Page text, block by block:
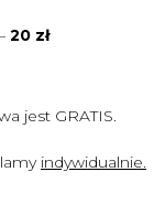
20 zł
jest GRATIS.
indywidualnie.